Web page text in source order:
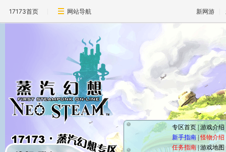
17173首页 网站导航 新网游
专区首页| 游戏介绍
新手指南 |怪物介绍
任务指南|游戏地图